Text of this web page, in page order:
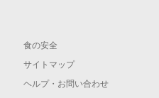
食の安全
サイトマップ
ヘルプ・お問い合わせ